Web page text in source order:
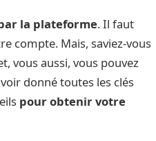
la plateforme. Il faut
compte. Mais, saviez-vous
vous aussi, vous pouvez
donné toutes les clés
pour obtenir votre